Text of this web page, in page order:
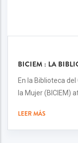
BICIEM : LA
En la Biblioteca
la Mujer (BICIEM)
LEER MÁS